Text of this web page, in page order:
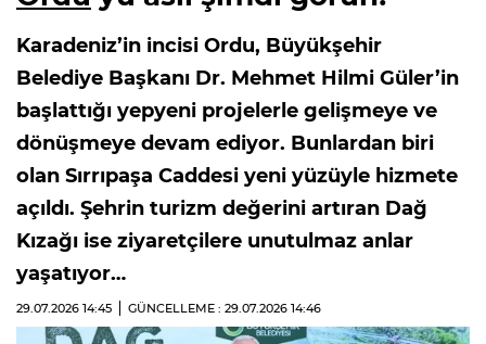
Karadeniz’in incisi Ordu, Büyükşehir
Belediye Başkanı Dr. Mehmet Hilmi Güler’in
başlattığı yepyeni projelerle gelişmeye ve
dönüşmeye devam ediyor. Bunlardan biri
olan Sırrıpaşa Caddesi yeni yüzüyle hizmete
açıldı. Şehrin turizm değerini artıran Dağ
Kızağı ise ziyaretçilere unutulmaz anlar
yaşatıyor…
29.07.2026 14:45 GÜNCELLEME : 29.07.2026 14:46